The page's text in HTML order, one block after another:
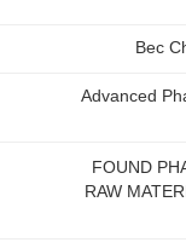
Bec
Advanced
FOUND
RAW
EL PASTED